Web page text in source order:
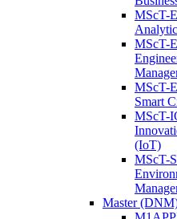
MScT-
MScT-
MScT-
Smart
MScT-
(IoT)
MScT-
Master